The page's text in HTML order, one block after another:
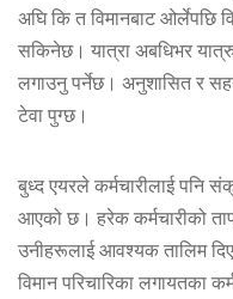
अघि कि त विमानबाट ओर्लेपछि
सकिनेछ। यात्रा अबधिभर
लगाउनु पर्नेछ। अनुशासित र
टेवा पुग्छ।
बुध्द एयरले कर्मचारीलाई पनि
आएको छ। हरेक कर्मचारीको
उनीहरूलाई आवश्यक तालिम
विमान परिचारिका लगायतका